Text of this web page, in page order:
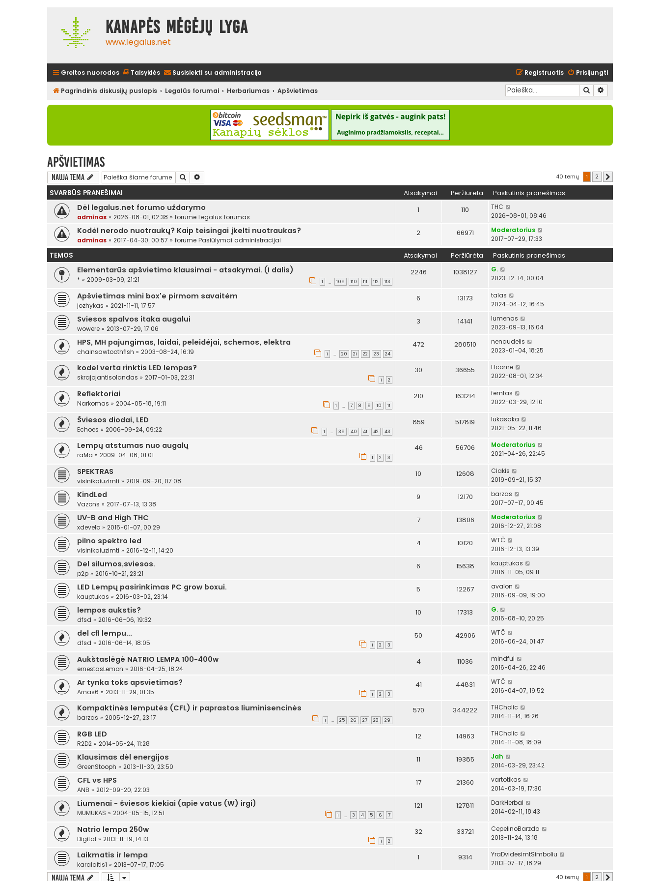
Kanapės mėgėjų lyga
www.legalus.net
Greitos nuorodos Taisyklės Susisiekti su administracija Prisijungti
Registruotis
Pagrindinis diskusijų puslapis Legalūs forumai Herbariumas Apšvietimas Ieškoti
Apšvietimas
Nauja tema Ieškoti 40 temų 1 2
SVARBŪS PRANEŠIMAI Atsakymai Peržiūrėta Paskutinis pranešimas
Dėl legalus.net forumo uždarymo
adminas » 2026-08-01, 02:38 » forume Legalus forumas
1 110
THC
2026-08-01, 08:46
Kodėl nerodo nuotraukų? Kaip teisingai įkelti nuotraukas?
adminas » 2017-04-30, 00:57 » forume Pasiūlymai administracijai
2 66971
Moderatorius
2017-07-29, 17:33
TEMOS Atsakymai Peržiūrėta Paskutinis pranešimas
Elementarūs apšvietimo klausimai - atsakymai. (I dalis)
* » 2009-03-09, 21:21 1 … 109 110 111 112 113
2246 1038127
G.
2023-12-14, 00:04
Apšvietimas mini box'e pirmom savaitėm
jozhykas » 2021-11-11, 17:57
6 13173
talas
2024-04-12, 16:45
Sviesos spalvos itaka augalui
wowere » 2013-07-29, 17:06
3 14141
lumenas
2023-09-13, 16:04
HPS, MH pajungimas, laidai, peleidėjai, schemos, elektra
chainsawtoothfish » 2003-08-24, 16:19 1 … 20 21 22 23 24
472 280510
nenaudelis
2023-01-04, 18:25
kodel verta rinktis LED lempas?
skrajojantisolandas » 2017-01-03, 22:31 1 2
30 36655
Elcome
2022-08-01, 12:34
Reflektoriai
Narkomas » 2004-05-18, 19:11 1 … 7 8 9 10 11
210 163214
femtas
2022-03-29, 12:10
Šviesos diodai, LED
Echoes » 2006-09-24, 09:22 1 … 39 40 41 42 43
859 517819
lukasaka
2021-05-22, 11:46
Lempų atstumas nuo augalų
raMa » 2009-04-06, 01:01 1 2 3
46 56706
Moderatorius
2021-04-26, 22:45
SPEKTRAS
visinikaiuzimti » 2019-09-20, 07:08
10 12608
Ciakis
2019-09-21, 15:37
KindLed
Vazons » 2017-07-13, 13:38
9 12170
barzas
2017-07-17, 00:45
UV-B and High THC
xdevelo » 2015-01-07, 00:29
7 13806
Moderatorius
2016-12-27, 21:08
pilno spektro led
visinikaiuzimti » 2016-12-11, 14:20
4 10120
WTČ
2016-12-13, 13:39
Del silumos,sviesos.
p2p » 2016-10-21, 23:21
6 15638
kauptukas
2016-11-05, 09:11
LED Lempų pasirinkimas PC grow boxui.
kauptukas » 2016-03-02, 23:14
5 12267
avalon
2016-09-09, 19:00
lempos aukstis?
dfsd » 2016-06-06, 19:32
10 17313
G.
2016-08-10, 20:25
del cfl lempu...
dfsd » 2016-06-14, 18:05 1 2 3
50 42906
WTČ
2016-06-24, 01:47
Aukštaslėgė NATRIO LEMPA 100-400w
ernestasLemon » 2016-04-25, 18:24
4 11036
mindful
2016-04-26, 22:46
Ar tynka toks apsvietimas?
Arnas6 » 2013-11-29, 01:35 1 2 3
41 44831
WTČ
2016-04-07, 19:52
Kompaktinės lemputės (CFL) ir paprastos liuminisencinės
barzas » 2005-12-27, 23:17 1 … 25 26 27 28 29
570 344222
THCholic
2014-11-14, 16:26
RGB LED
R2D2 » 2014-05-24, 11:28
12 14963
THCholic
2014-11-08, 18:09
Klausimas dėl energijos
GreenStooph » 2013-11-30, 23:50
11 19385
Jah
2014-03-29, 23:42
CFL vs HPS
ANB » 2012-09-20, 22:03
17 21360
vartotikas
2014-03-19, 17:30
Liumenai - šviesos kiekiai (apie vatus (W) irgi)
MUMUKAS » 2004-05-15, 12:51 1 … 3 4 5 6 7
121 127811
DarkHerbal
2014-02-11, 18:43
Natrio lempa 250w
Digital » 2013-11-19, 14:13 1 2
32 33721
CepelinoBarzda
2013-11-24, 13:18
Laikmatis ir lempa
karalaitis1 » 2013-07-17, 17:05
1 9314
YraDvidesimtSimboliu
2013-07-17, 18:29
Nauja tema 40 temų 1 2